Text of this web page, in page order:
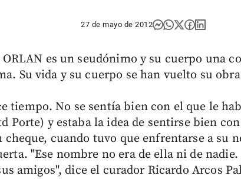
27 de mayo de 2012
es un seudónimo y su cuerpo una
Su vida y su cuerpo se han vuelto su
tiempo. No se sentía bien con el que le
Porte) y estaba la idea de sentirse bien
cuando tuvo que enfrentarse a su
"Ese nombre no era de ella ni de
amigos", dice el curador Ricardo Arcos